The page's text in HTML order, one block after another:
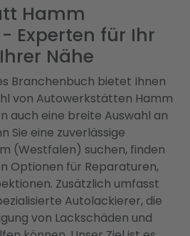
Hamm
Experten für Ihr
Nähe
Branchenbuch bietet Ihnen
von Autowerkstätten Hamm
auch eine breite Auswahl an
Sie eine zuverlässige
(Westfalen) suchen, finden
Optionen für Reparaturen,
Zusätzlich umfasst
Autolackierer, die
von Lackschäden und